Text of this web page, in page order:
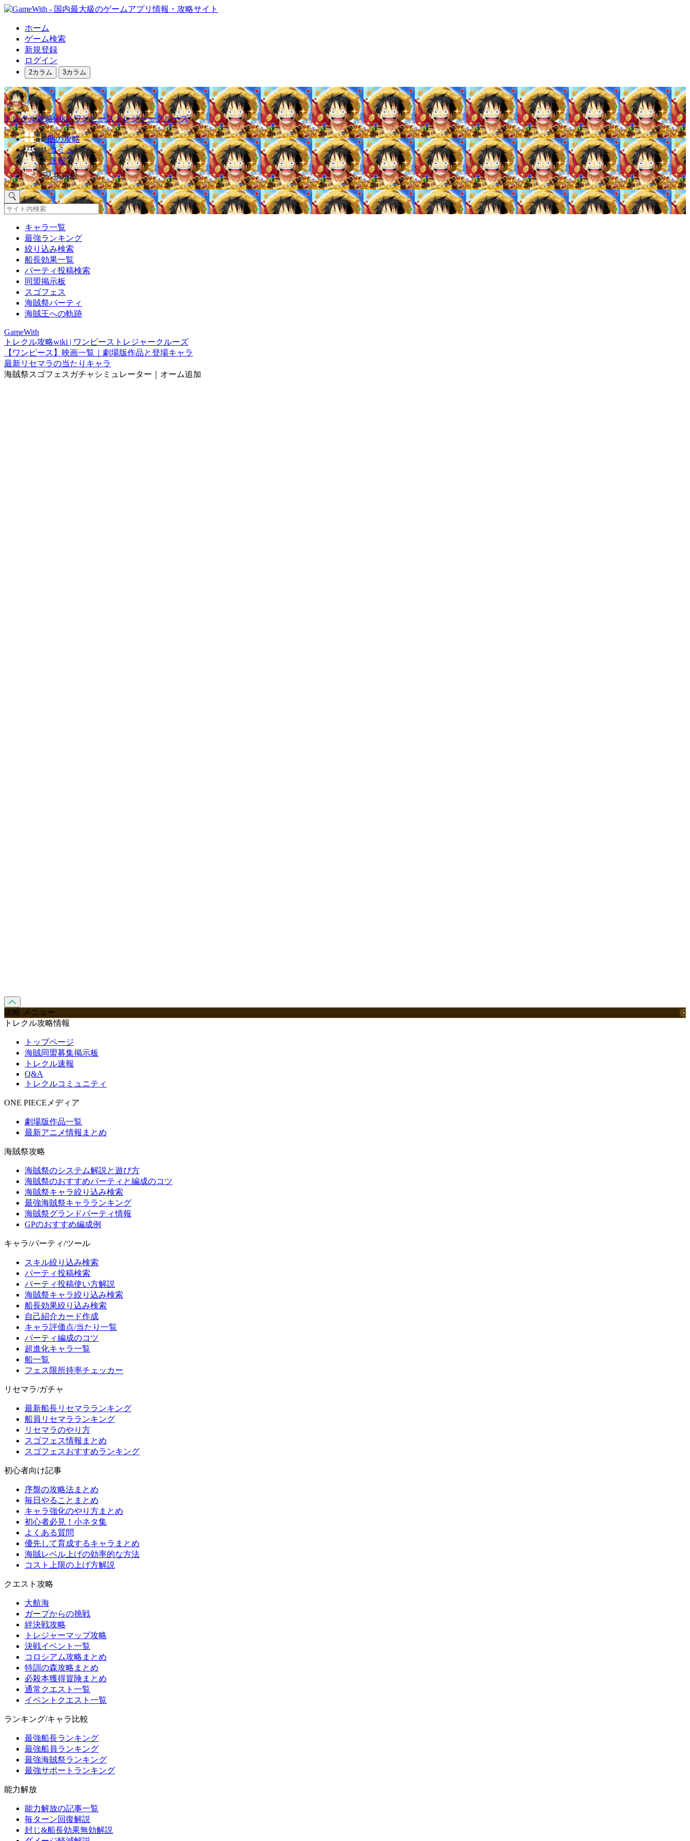
ホーム
ゲーム検索
新規登録
ログイン
2カラム 3カラム
トレクル攻略wiki | ワンピーストレジャークルーズ
他の攻略
コミュ
速報
掲示板
キャラ一覧
最強ランキング
絞り込み検索
船長効果一覧
パーティ投稿検索
同盟掲示板
スゴフェス
海賊祭パーティ
海賊王への軌跡
GameWith
トレクル攻略wiki | ワンピーストレジャークルーズ
【ワンピース】映画一覧｜劇場版作品と登場キャラ
最新リセマラの当たりキャラ
海賊祭スゴフェスガチャシミュレーター｜オーム追加
攻略 メニュー
トレクル攻略情報
トップページ
海賊同盟募集掲示板
トレクル速報
Q&A
トレクルコミュニティ
ONE PIECEメディア
劇場版作品一覧
最新アニメ情報まとめ
海賊祭攻略
海賊祭のシステム解説と遊び方
海賊祭のおすすめパーティと編成のコツ
海賊祭キャラ絞り込み検索
最強海賊祭キャラランキング
海賊祭グランドパーティ情報
GPのおすすめ編成例
キャラ/パーティ/ツール
スキル絞り込み検索
パーティ投稿検索
パーティ投稿使い方解説
海賊祭キャラ絞り込み検索
船長効果絞り込み検索
自己紹介カード作成
キャラ評価点/当たり一覧
パーティ編成のコツ
超進化キャラ一覧
船一覧
フェス限所持率チェッカー
リセマラ/ガチャ
最新船長リセマラランキング
船員リセマラランキング
リセマラのやり方
スゴフェス情報まとめ
スゴフェスおすすめランキング
初心者向け記事
序盤の攻略法まとめ
毎日やることまとめ
キャラ強化のやり方まとめ
初心者必見！小ネタ集
よくある質問
優先して育成するキャラまとめ
海賊レベル上げの効率的な方法
コスト上限の上げ方解説
クエスト攻略
大航海
ガープからの挑戦
絆決戦攻略
トレジャーマップ攻略
決戦イベント一覧
コロシアム攻略まとめ
特訓の森攻略まとめ
必殺本獲得冒険まとめ
通常クエスト一覧
イベントクエスト一覧
ランキング/キャラ比較
最強船長ランキング
最強船員ランキング
最強海賊祭ランキング
最強サポートランキング
能力解放
能力解放の記事一覧
毎ターン回復解説
封じ&船長効果無効解説